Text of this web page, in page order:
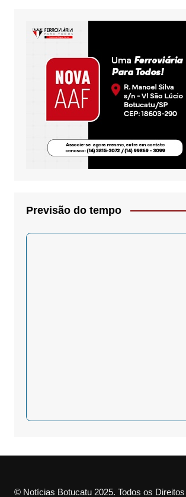
Previsão do tempo
© Notícias Botucatu 2025. Todos os